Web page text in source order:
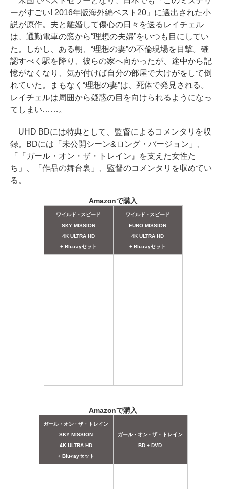
ーがすごい! 2016年版海外編ベスト20」に選出された小
説が原作。夫と離婚して傷心の日々を送るレイチェル
は、通勤電車の窓から“理想の夫婦”をいつも目にしてい
た。しかし、ある朝、“理想の妻”の不倫現場を目撃。確
認すべく駅を降り、彼らの家へ向かったが、途中から記
憶がなくなり、気が付けば自分の部屋で大けがをして倒
れていた。まもなく“理想の妻”は、死体で発見される。
レイチェルは周囲から疑惑の目を向けられるようになっ
てしまい……。
UHD BDには特典として、監督によるコメンタリを収
録。BDには「未公開シーン&ロング・バージョン」、
「『ガール・オン・ザ・トレイン』を支えた女性た
ち」、「作品の舞台裏」、監督のコメンタリを収めてい
る。
Amazonで購入
ワイルド・スピード
SKY MISSION
4K ULTRA HD
+ Blu-rayセット
ワイルド・スピード
EURO MISSION
4K ULTRA HD
+ Blu-rayセット
Amazonで購入
ガール・オン・ザ・トレイン
SKY MISSION
4K ULTRA HD
+ Blu-rayセット
ガール・オン・ザ・トレイン
BD + DVD